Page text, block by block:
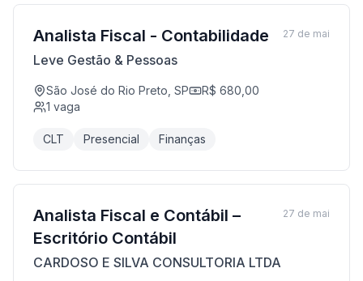
Analista Fiscal - Contabilidade
Leve Gestão & Pessoas
São José do Rio Preto, SP
R$ 680,00
1 vaga
CLT Presencial Finanças
27 de mai
Analista Fiscal e Contábil –
Escritório Contábil
CARDOSO E SILVA CONSULTORIA LTDA
27 de mai